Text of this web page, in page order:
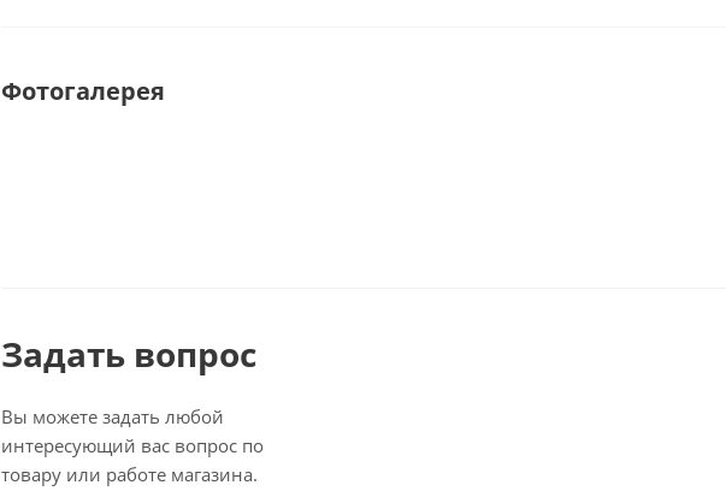
Фотогалерея
Задать вопрос
Вы можете задать любой
интересующий вас вопрос по
товару или работе магазина.